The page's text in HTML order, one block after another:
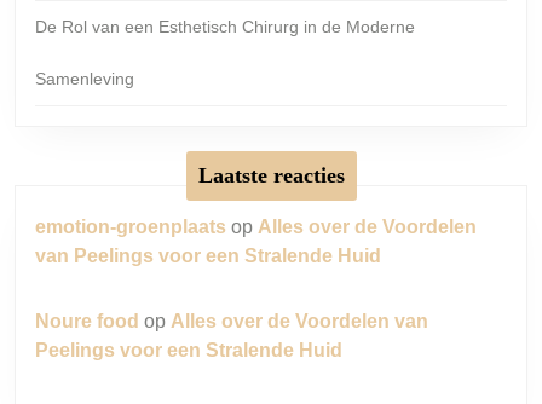
De Rol van een Esthetisch Chirurg in de Moderne
Samenleving
Laatste reacties
emotion-groenplaats op Alles over de Voordelen
van Peelings voor een Stralende Huid
Noure food op Alles over de Voordelen van
Peelings voor een Stralende Huid